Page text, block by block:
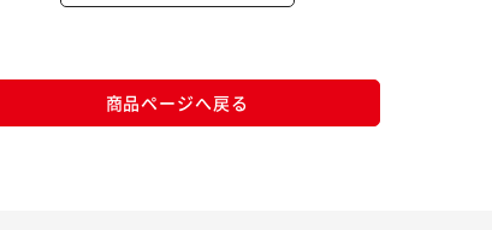
商品ページへ戻る